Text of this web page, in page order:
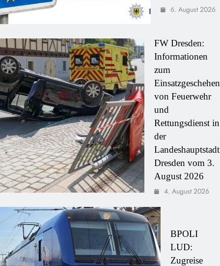
6. August 2026
FW Dresden:
Informationen
zum
Einsatzgeschehen
von Feuerwehr
und
Rettungsdienst in
der
Landeshauptstadt
Dresden vom 3.
August 2026
4. August 2026
BPOLI
LUD:
Zugreise